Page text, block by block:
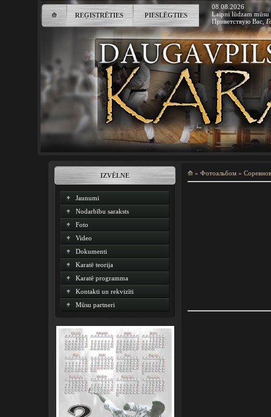
⟰ REĢISTRĒTIES PIESLĒGTIES
08.08.2026
Laipni lūdzam mūsu
Приветствую Вас ,
IZVĒLNE
Jaunumi
Nodarbību saraksts
Foto
Video
Dokumenti
Karatē teorija
Karatē programma
Kontakti un rekvizīti
Mūsu partneri
⟰ » Фотоальбом »